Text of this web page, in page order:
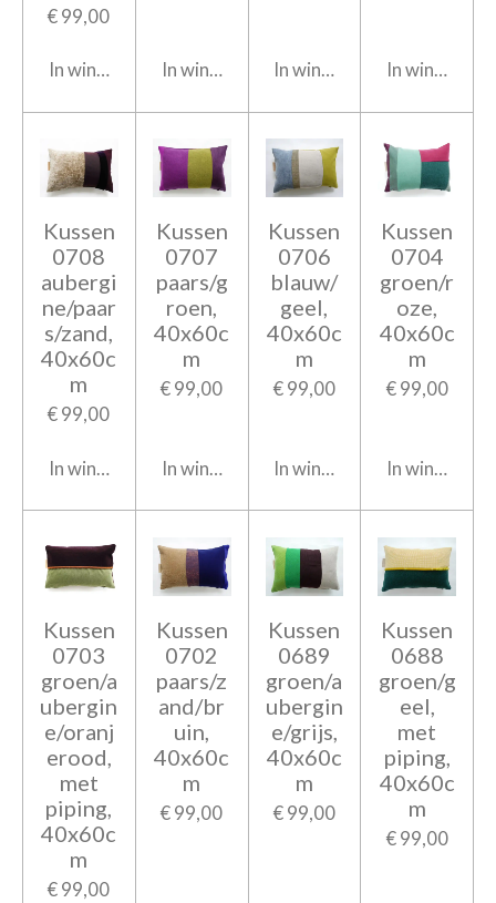
€ 99,00
In winkelwagenIn winkelwagenIn winkelwagenIn
Kussen
0708
aubergi
ne/paar
s/zand,
40x60c
m
€ 99,00
In winkelwagen
Kussen
0707
paars/g
roen,
40x60c
m
€ 99,00
In winkelwagen
Kussen
0706
blauw/
geel,
40x60c
m
€ 99,00
In winkelwagen
Kussen
0704
groen/r
oze,
40x60c
m
€ 99,00
In
Kussen
0703
groen/a
ubergin
e/oranj
erood,
met
piping,
40x60c
m
€ 99,00
Kussen
0702
paars/z
and/br
uin,
40x60c
m
€ 99,00
Kussen
0689
groen/a
ubergin
e/grijs,
40x60c
m
€ 99,00
Kussen
0688
groen/g
eel,
met
piping,
40x60c
m
€ 99,00